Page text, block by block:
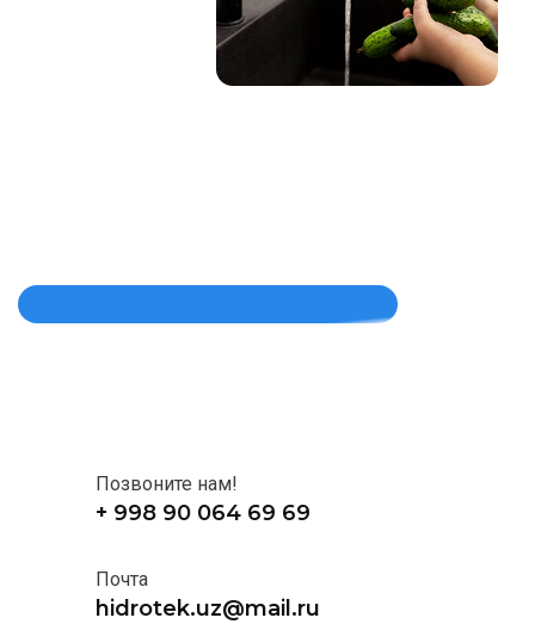
Позвоните нам!
+ 998 90 064 69 69
Почта
hidrotek.uz@mail.ru